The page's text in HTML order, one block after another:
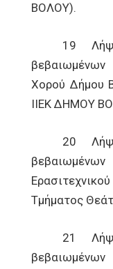
ΒΟΛΟΥ).
19 Λήψη
Χορού Δήμου
ΙΙΕΚ ΔΗΜΟΥ
20 Λήψη
Τμήματος
21 Λήψη